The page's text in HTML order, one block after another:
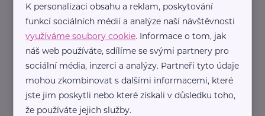
Liberecký kraj
Kraj podpoří vzdělávání žáků se speciálními
vzdělávacími potřebami
K personalizaci obsahu a reklam, poskytování
funkcí sociálních médií a analýze naší návštěvnosti
využíváme soubory cookie. Informace o tom, jak
náš web používáte, sdílíme se svými partnery pro
sociální média, inzerci a analýzy. Partneři tyto údaje
mohou zkombinovat s dalšími informacemi, které
jste jim poskytli nebo které získali v důsledku toho,
že používáte jejich služby.